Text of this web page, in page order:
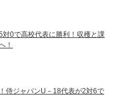
0で高校代表に勝利！収穫と課
！
侍ジャパンU－18代表が2対6で